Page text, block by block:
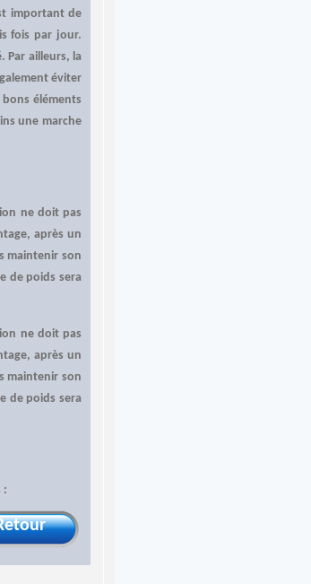
important de
fois par jour.
Par ailleurs, la
éviter
éléments
une marche
ne doit pas
après un
maintenir son
de poids sera
ne doit pas
après un
maintenir son
de poids sera
: